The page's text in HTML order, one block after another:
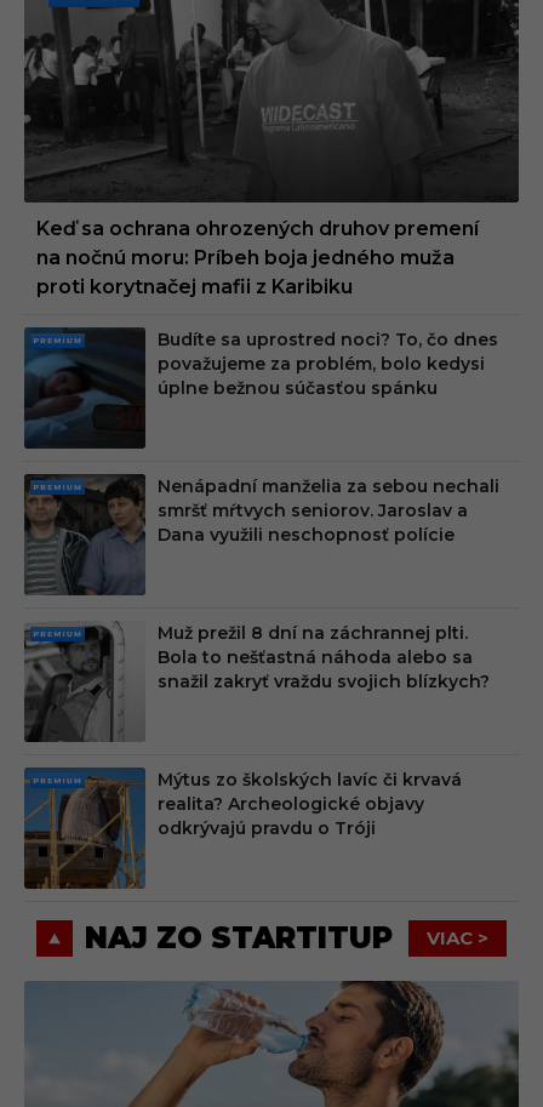
PREMI
UM
Keď sa ochrana ohrozených druhov premení
na nočnú moru: Príbeh boja jedného muža
proti korytnačej mafii z Karibiku
PRE
MIU
M
Budíte sa uprostred noci? To, čo dnes
považujeme za problém, bolo kedysi
úplne bežnou súčasťou spánku
PRE
MIU
M
Nenápadní manželia za sebou nechali
smršť mŕtvych seniorov. Jaroslav a
Dana využili neschopnosť polície
PRE
MIU
M
Muž prežil 8 dní na záchrannej plti.
Bola to nešťastná náhoda alebo sa
snažil zakryť vraždu svojich blízkych?
PRE
MIU
M
Mýtus zo školských lavíc či krvavá
realita? Archeologické objavy
odkrývajú pravdu o Tróji
NAJ ZO STARTITUP VIAC >